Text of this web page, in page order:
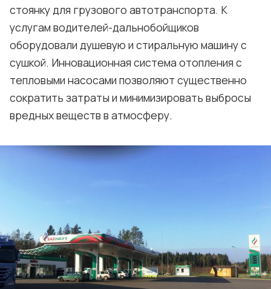
стоянку для грузового автотранспорта. К
услугам водителей-дальнобойщиков
оборудовали душевую и стиральную машину с
сушкой. Инновационная система отопления с
тепловыми насосами позволяют существенно
сократить затраты и минимизировать выбросы
вредных веществ в атмосферу.